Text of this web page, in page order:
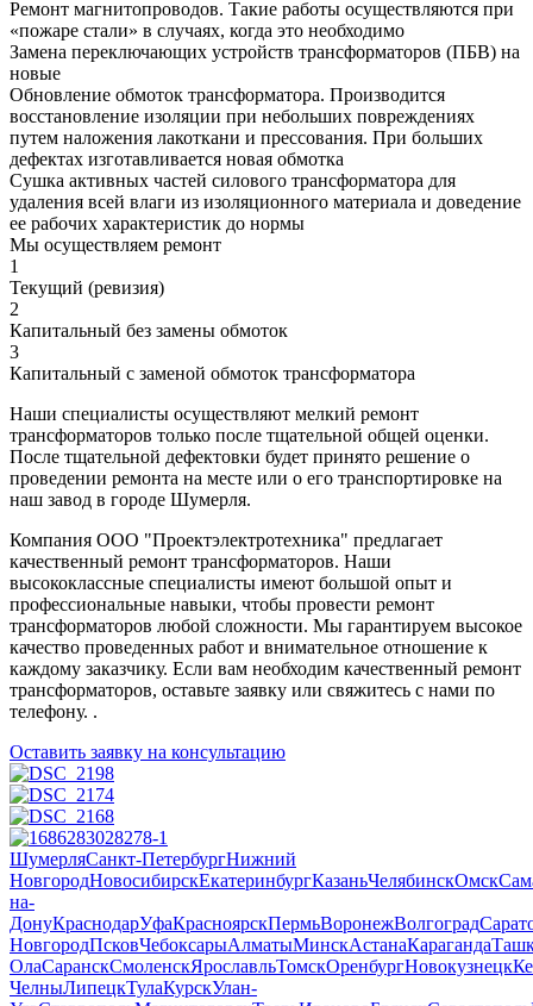
Ремонт магнитопроводов. Такие работы осуществляются при
«пожаре стали» в случаях, когда это необходимо
Замена переключающих устройств трансформаторов (ПБВ) на
новые
Обновление обмоток трансформатора. Производится
восстановление изоляции при небольших повреждениях
путем наложения лакоткани и прессования. При больших
дефектах изготавливается новая обмотка
Сушка активных частей силового трансформатора для
удаления всей влаги из изоляционного материала и доведение
ее рабочих характеристик до нормы
Мы осуществляем ремонт
1
Текущий (ревизия)
2
Капитальный без замены обмоток
3
Капитальный с заменой обмоток трансформатора
Наши специалисты осуществляют мелкий ремонт
трансформаторов только после тщательной общей оценки.
После тщательной дефектовки будет принято решение о
проведении ремонта на месте или о его транспортировке на
наш завод в городе Шумерля.
Компания ООО "Проектэлектротехника" предлагает
качественный ремонт трансформаторов. Наши
высококлассные специалисты имеют большой опыт и
профессиональные навыки, чтобы провести ремонт
трансформаторов любой сложности. Мы гарантируем высокое
качество проведенных работ и внимательное отношение к
каждому заказчику. Если вам необходим качественный ремонт
трансформаторов, оставьте заявку или свяжитесь с нами по
телефону. .
Оставить заявку на консультацию
ШумерляСанкт-ПетербургНижний
НовгородНовосибирскЕкатеринбургКазаньЧелябинскОмск
на-
ДонуКраснодарУфаКрасноярскПермьВоронежВолгоград
НовгородПсковЧебоксарыАлматыМинскАстанаКараганда
ОлаСаранскСмоленскЯрославльТомскОренбургНовокузнецк
ЧелныЛипецкТулаКурскУлан-